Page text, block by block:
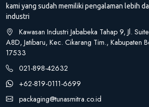
kami yang sudah memiliki pengalaman lebih
industri
Kawasan Industri Jababeka Tahap 9, Jl.
A8D, Jatibaru, Kec. Cikarang Tim., Kabupaten
17533
021-898-42632
+62-819-0111-6699
packaging@tunasmitra.co.id